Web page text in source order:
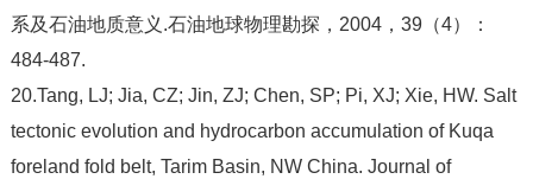
系及石油地质意义.石油地球物理勘探，2004，39（4）：
484-487.
20.Tang, LJ; Jia, CZ; Jin, ZJ; Chen, SP; Pi, XJ; Xie, HW. Salt
tectonic evolution and hydrocarbon accumulation of Kuqa
foreland fold belt, Tarim Basin, NW China. Journal of